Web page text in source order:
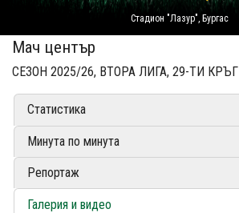
ЗА ФЕНОВЕ
Стадион "Лазур", Бургас
Мач център
СЕЗОН 2025/26, ВТОРА ЛИГА, 29-ТИ КРЪГ
Статистика
Минута по минута
Репортаж
Галерия и видео